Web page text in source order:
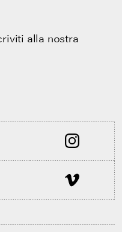
alla nostra